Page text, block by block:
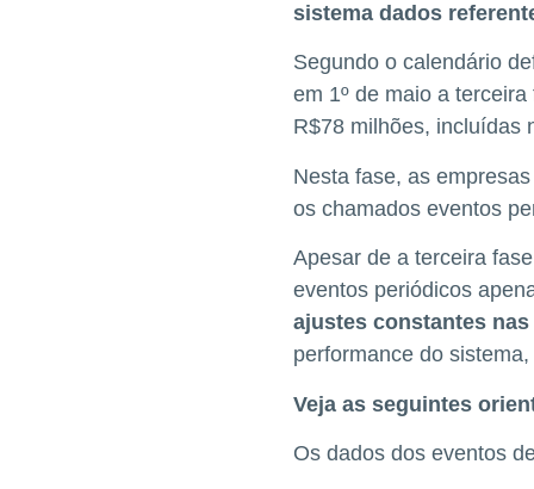
sistema dados
Segundo o calendário
em 1º de maio a
R$78 milhões, incluídas
Nesta fase, as
os chamados eventos
Apesar de a terceira
eventos periódicos
ajustes constantes nas
performance do
Veja as seguintes
Os dados dos eventos